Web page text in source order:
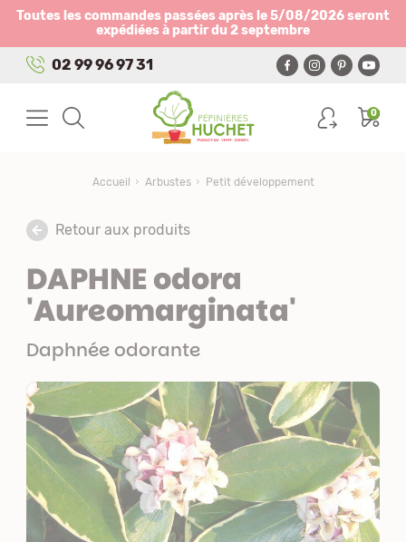
Toutes les commandes passées après le 5/08/2026 seront
expédiées à partir du 2 septembre
02 99 96 97 31
0
Accueil Arbustes Petit développement
Retour aux produits
DAPHNE odora
'Aureomarginata'
Daphnée odorante
Panneau de gestion des cookies